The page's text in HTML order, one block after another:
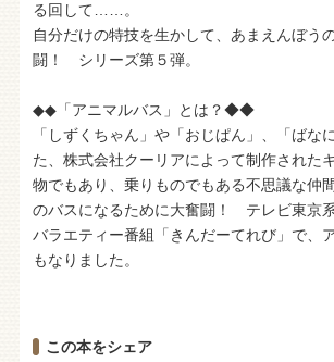
る回して……。
自分だけの特技を生かして、あまえんぼう
闘！ シリーズ第５弾。
◆◆「アニマルバス」とは？◆◆
「しずくちゃん」や「おじぱん」、「ばな
た、株式会社クーリアによって制作された
物でもあり、乗りものでもある不思議な仲
のバスになるために大奮闘！ テレビ東京
バラエティー番組「きんだーてれび」で、
もなりました。
この本をシェア